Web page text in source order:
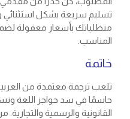
تسليم سريعة بشكل استثنائي
متطلباتك بأسعار معقولة
المناسب.
خاتمة
تلعب ترجمة معتمدة من العربية
حاسمًا في سد حواجز اللغة
القانونية والرسمية